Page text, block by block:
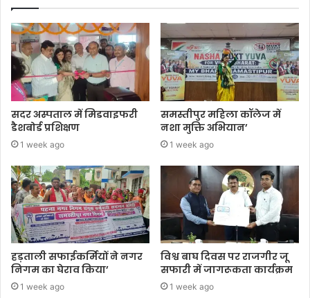
सदर अस्पताल में मिडवाइफरी
डैशबोर्ड प्रशिक्षण
1 week ago
समस्तीपुर महिला कॉलेज में
नशा मुक्ति अभियान’
1 week ago
हड़ताली सफाईकर्मियों ने नगर
निगम का घेराव किया’
1 week ago
विश्व बाघ दिवस पर राजगीर जू
सफारी में जागरूकता कार्यक्रम
1 week ago